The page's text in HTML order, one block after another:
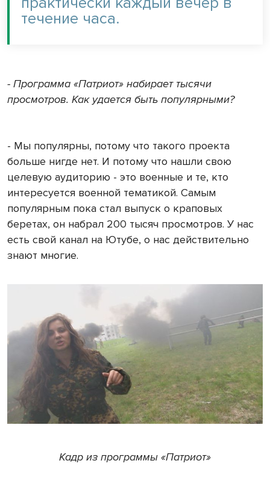
течение часа.
- Программа «Патриот» набирает тысячи
просмотров. Как удается быть популярными?
- Мы популярны, потому что такого проекта
больше нигде нет. И потому что нашли свою
целевую аудиторию - это военные и те, кто
интересуется военной тематикой. Самым
популярным пока стал выпуск о краповых
беретах, он набрал 200 тысяч просмотров. У нас
есть свой канал на Ютубе, о нас действительно
знают многие.
Кадр из программы «Патриот»